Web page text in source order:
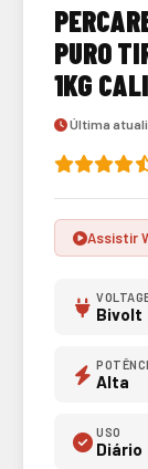
PURO
1KG
Última
Assistir
Bivolt
Alta
USO
Diário